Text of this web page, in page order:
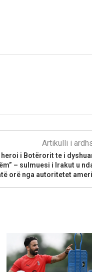
Artikulli i
heroi i Botërorit te i
– sulmuesi i Irakut u
orë nga autoritetet